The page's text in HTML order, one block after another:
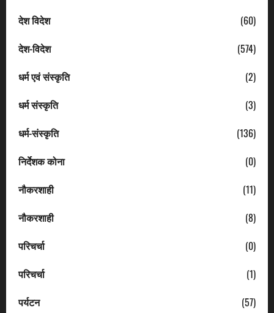
देश विदेश
(60)
देश-विदेश
(574)
धर्म एवं संस्कृति
(2)
धर्म संस्कृति
(3)
धर्म-संस्कृति
(136)
निर्देशक कोना
(0)
नौकरशाही
(11)
नौकरशाही
(8)
परिचर्चा
(0)
परिचर्चा
(1)
पर्यटन
(57)